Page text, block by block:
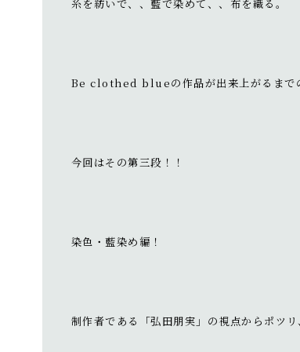
糸を紡いで、、藍で染めて、、布を織る。
Be clothed blueの作品が出来上がるまでの
今回はその第三段！！
染色・藍染め編！
制作者である「弘田朋実」の視点からポツ